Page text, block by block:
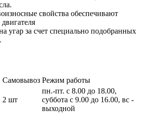
свойства обеспечивают
угар за счет специально подобранных
Самовывоз Режим работы
2 шт
пн.-пт. с 8.00 до 18.00,
суббота с 9.00 до 16.00, вс -
выходной